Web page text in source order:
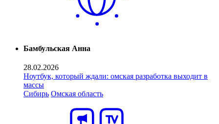
Бамбульская Анна
28.02.2026
Ноутбук, который ждали: омская разработка выходит в
массы
Сибирь Омская область